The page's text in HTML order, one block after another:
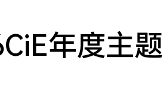
年度主题